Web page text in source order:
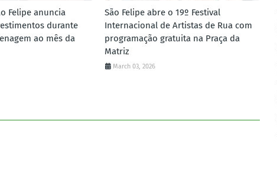
Felipe anuncia
durante
ao mês da
São Felipe abre o 19º Festival
Internacional de Artistas de Rua com
programação gratuita na Praça da
Matriz
March 03, 2026